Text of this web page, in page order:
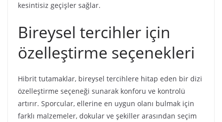
kesintisiz geçişler sağlar.
Bireysel tercihler için
özelleştirme seçenekleri
Hibrit tutamaklar, bireysel tercihlere hitap eden bir dizi
özelleştirme seçeneği sunarak konforu ve kontrolü
artırır. Sporcular, ellerine en uygun olanı bulmak için
farklı malzemeler, dokular ve şekiller arasından seçim